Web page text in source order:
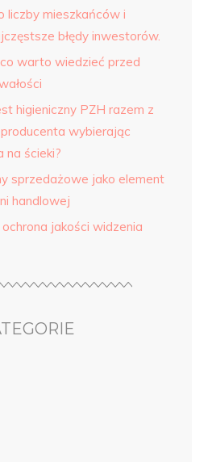
liczby mieszkańców i
błędy inwestorów.
warto wiedzieć przed
higieniczny PZH razem z
wybierając
na ścieki?
sprzedażowe jako element
handlowej
jakości widzenia